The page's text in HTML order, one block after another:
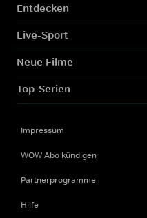
Entdecken
Live-Sport
Neue Filme
Top-Serien
Impressum
WOW Abo kündigen
Partnerprogramme
Hilfe